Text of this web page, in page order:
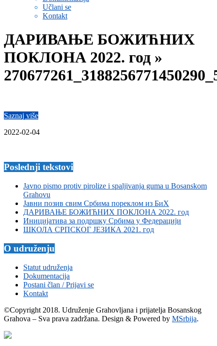
Učlani se
Kontakt
ДАРИВАЊЕ БОЖИЋНИХ
ПОКЛОНА 2022. год »
Saznaj više
2022-02-04
Poslednji tekstovi
Javno pismo protiv pirolize i spaljivanja guma u Bosanskom
Grahovu
Јавни позив свим Србима пореклом из БиХ
ДАРИВАЊЕ БОЖИЋНИХ ПОКЛОНА 2022. год
Иницијатива за подршку Србима у Федерацији
ШКОЛА СРПСКОГ ЈЕЗИКА 2021. год
O udruženju
Statut udruženja
Dokumentacija
Postani član / Prijavi se
Kontakt
©Copyright 2018. Udruženje Grahovljana i prijatelja Bosanskog
Grahova – Sva prava zadržana. Design & Powered by MSrbija.